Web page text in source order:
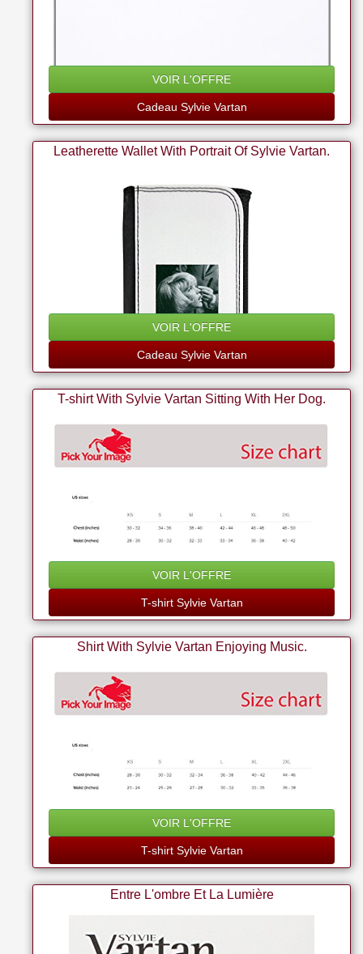
VOIR L'OFFRE
Cadeau Sylvie Vartan
Leatherette Wallet With Portrait Of Sylvie Vartan.
VOIR L'OFFRE
Cadeau Sylvie Vartan
T-shirt With Sylvie Vartan Sitting With Her Dog.
VOIR L'OFFRE
T-shirt Sylvie Vartan
Shirt With Sylvie Vartan Enjoying Music.
VOIR L'OFFRE
T-shirt Sylvie Vartan
Entre L'ombre Et La Lumière